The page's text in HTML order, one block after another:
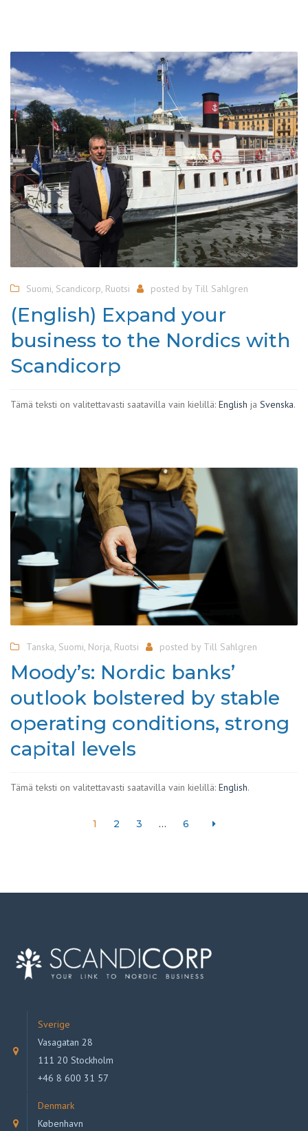
Suomi, Scandicorp, Ruotsi posted by Till Sahlgren
(English) Expand your
business to the Nordics with
Scandicorp
Tämä teksti on valitettavasti saatavilla vain kielillä: English ja Svenska.
Tanska, Suomi, Norja, Ruotsi posted by Till Sahlgren
Moody’s: Nordic banks’
outlook bolstered by stable
operating conditions, strong
capital levels
Tämä teksti on valitettavasti saatavilla vain kielillä: English.
1 2 3 … 6
Sverige
Vasagatan 28
111 20 Stockholm
+46 8 600 31 57
Denmark
København